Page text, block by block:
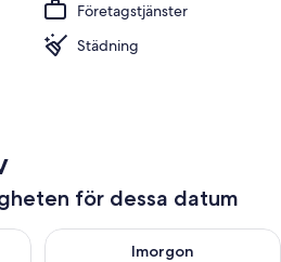
Företagstjänster
Städning
för dessa datum
ikväll aug. 7 - aug. 8
Imorgon
Kontrollera tillgängligheten